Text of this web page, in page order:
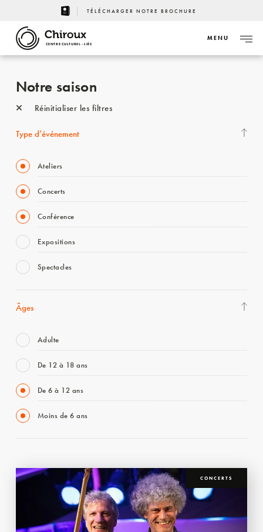
TÉLÉCHARGER NOTRE BROCHURE
CENTRE CULTUREL - LIÈGE
MENU
Notre saison
Réinitialiser les filtres
Type d’événement
Ateliers
Concerts
Conférence
Expositions
Spectacles
Âges
Adulte
De 12 à 18 ans
De 6 à 12 ans
Moins de 6 ans
CONCERTS